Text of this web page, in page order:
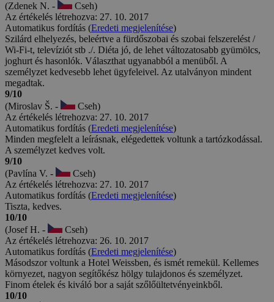
(Zdenek N. -
Cseh)
Az értékelés létrehozva: 27. 10. 2017
Automatikus fordítás (Eredeti megjelenítése)
Szilárd elhelyezés, beleértve a fürdőszobai és szobai felszerelést /
Wi-Fi-t, televíziót stb ./. Diéta jó, de lehet változatosabb gyümölcs,
joghurt és hasonlók. Választhat ugyanabból a menüből. A
személyzet kedvesebb lehet ügyfeleivel. Az utalványon mindent
megadtak.
9/10
(Miroslav Š. -
Cseh)
Az értékelés létrehozva: 27. 10. 2017
Automatikus fordítás (Eredeti megjelenítése)
Minden megfelelt a leírásnak, elégedettek voltunk a tartózkodással.
A személyzet kedves volt.
9/10
(Pavlína V. -
Cseh)
Az értékelés létrehozva: 27. 10. 2017
Automatikus fordítás (Eredeti megjelenítése)
Tiszta, kedves.
10/10
(Josef H. -
Cseh)
Az értékelés létrehozva: 26. 10. 2017
Automatikus fordítás (Eredeti megjelenítése)
Másodszor voltunk a Hotel Weissben, és ismét remekül. Kellemes
környezet, nagyon segítőkész hölgy tulajdonos és személyzet.
Finom ételek és kiváló bor a saját szőlőültetvényeinkből.
10/10